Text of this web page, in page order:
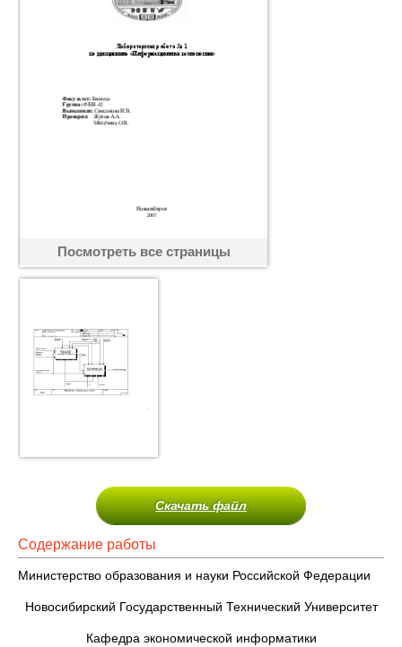
Посмотреть все страницы
Скачать файл
Содержание работы
Министерство образования и науки Российской Федерации
Новосибирский Государственный Технический Университет
Кафедра экономической информатики